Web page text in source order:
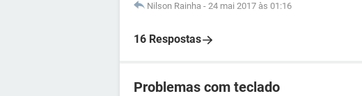
Nilson Rainha - 24 mai 2017 às 01:16
16 Respostas
Problemas com teclado